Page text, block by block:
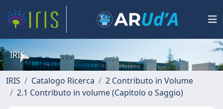
IRIS
IRIS Catalogo Ricerca
2 Contributo in Volume
2.1 Contributo in volume (Capitolo o Saggio)